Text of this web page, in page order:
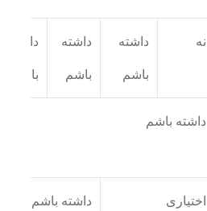
نه داشته
باشم
داشته
باشم
داشته
باشم
داشته باشم
اختیاری داشته باشم